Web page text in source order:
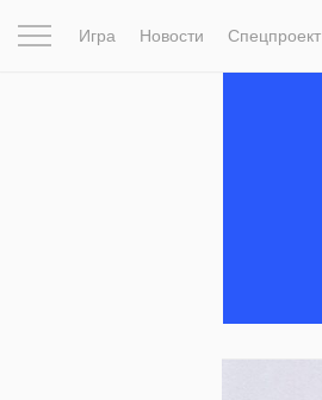
Игра Новости Спецпроект